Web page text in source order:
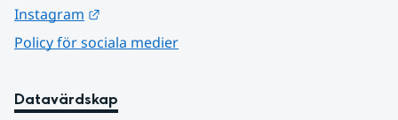
Instagram
Policy för sociala medier
Datavärdskap